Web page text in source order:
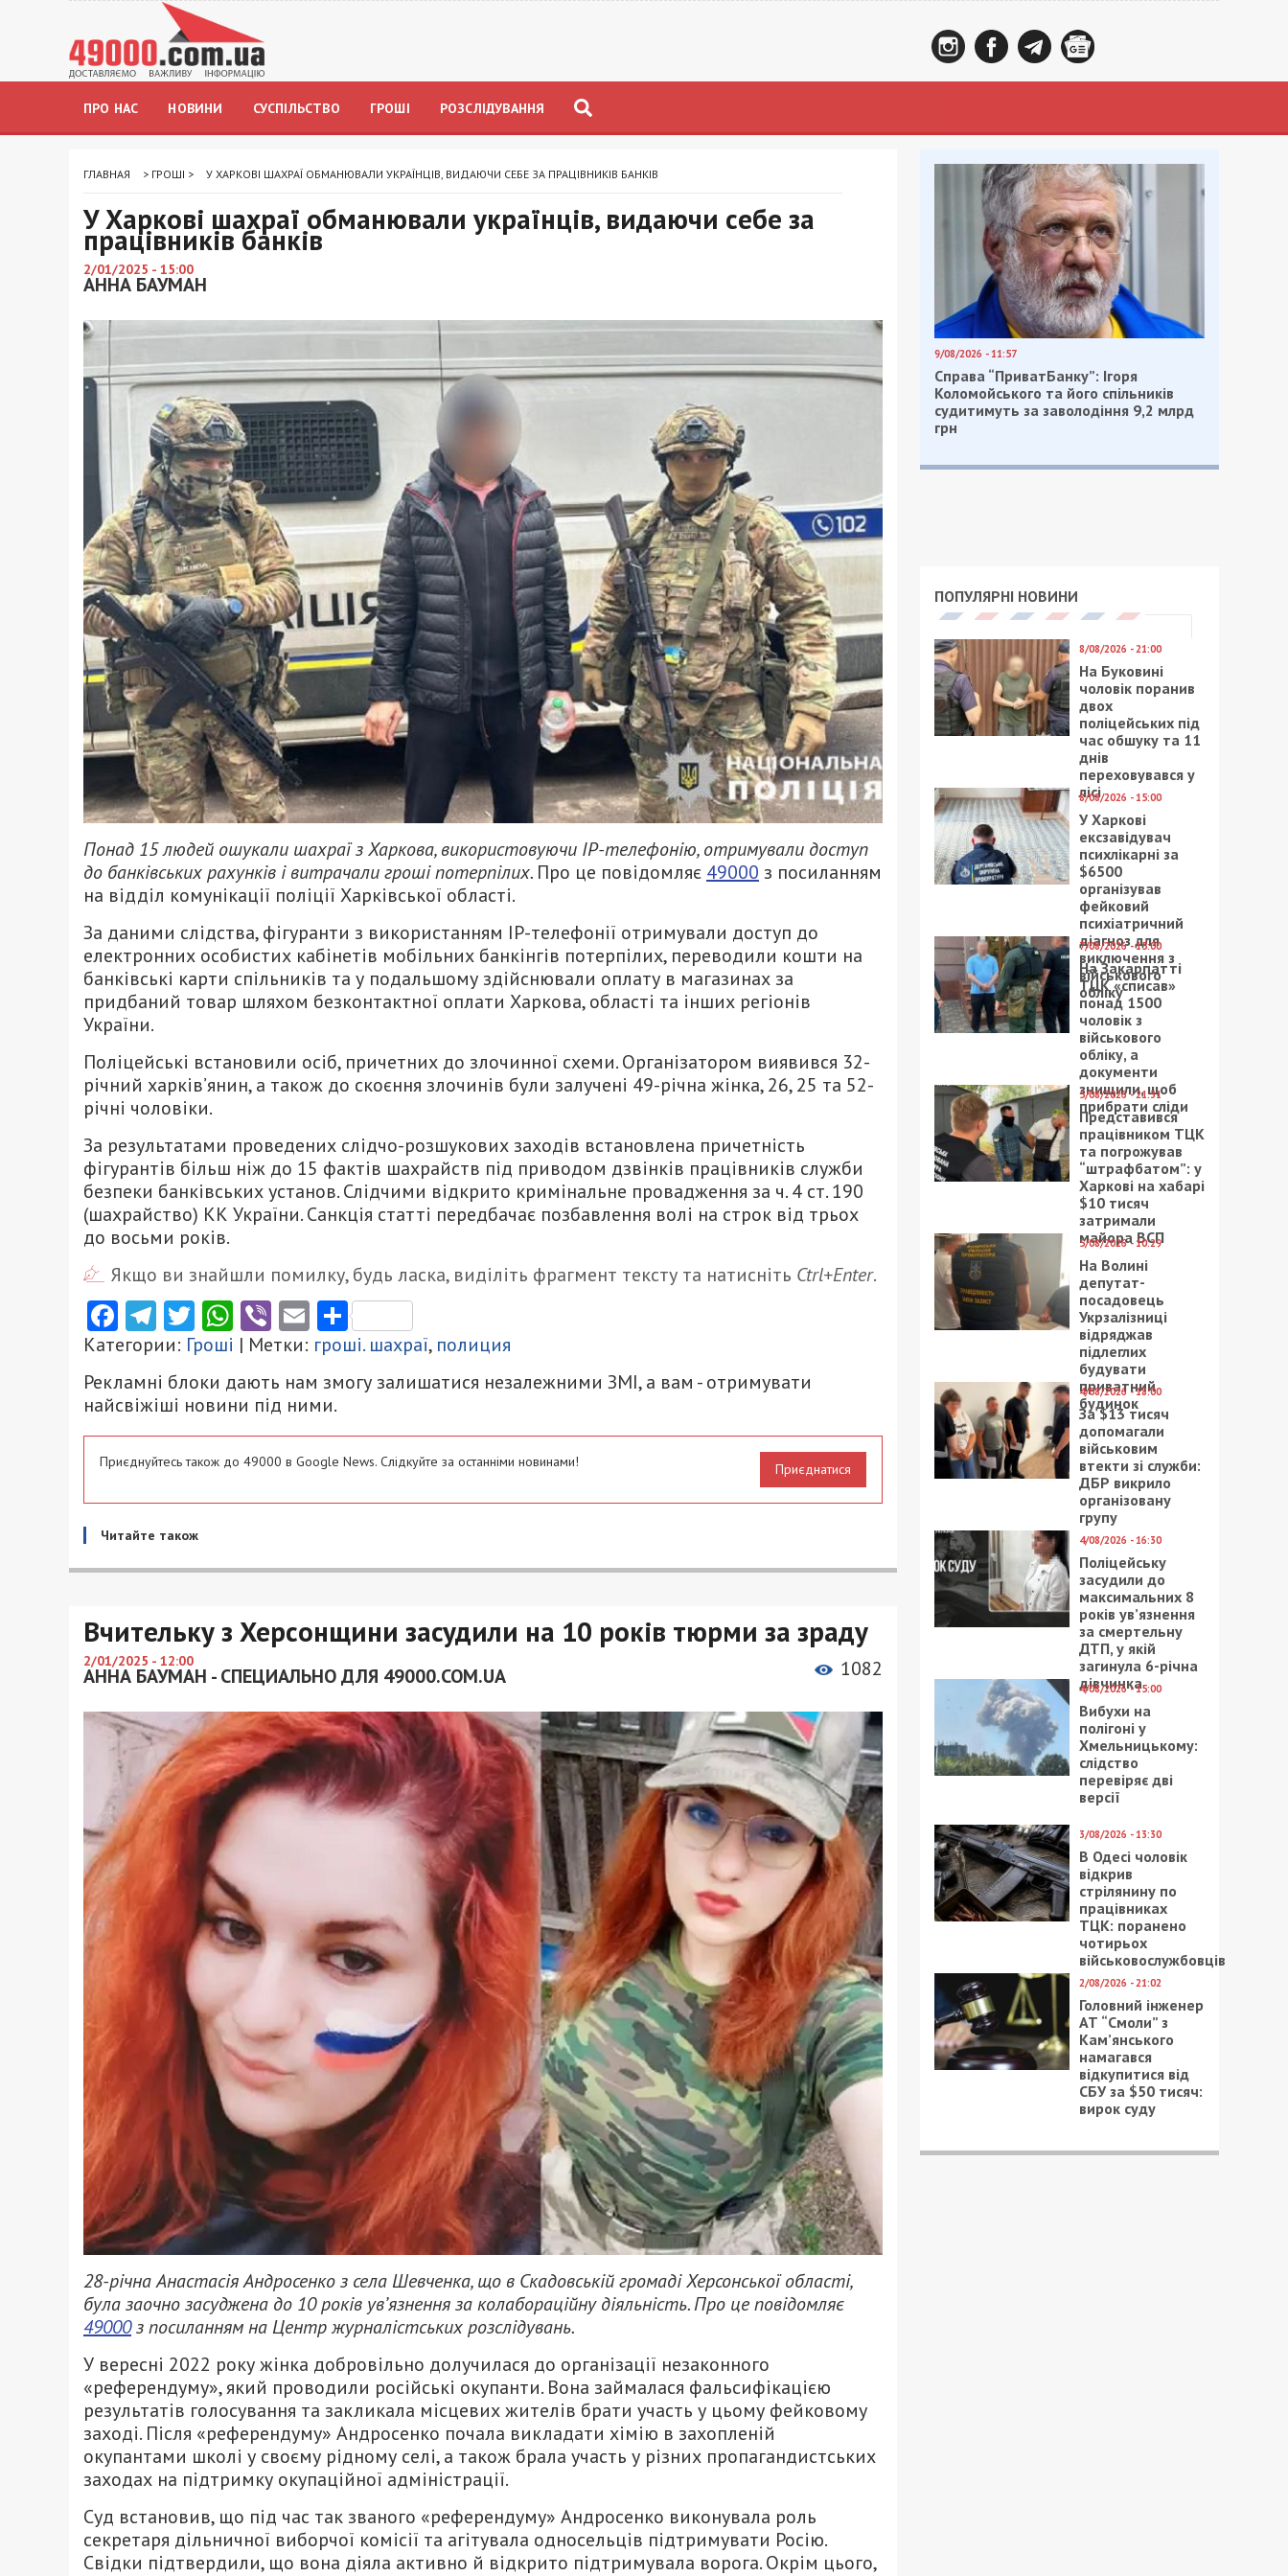
ПРО НАС НОВИНИ СУСПІЛЬСТВО ГРОШІ РОЗСЛІДУВАННЯ
ГЛАВНАЯ > ГРОШІ > У ХАРКОВІ ШАХРАЇ ОБМАНЮВАЛИ УКРАЇНЦІВ, ВИДАЮЧИ СЕБЕ ЗА ПРАЦІВНИКІВ БАНКІВ
У Харкові шахраї обманювали українців, видаючи себе за
працівників банків
2/01/2025 - 15:00
АННА БАУМАН
Понад 15 людей ошукали шахраї з Харкова, використовуючи IP-телефонію, отримували доступ
до банківських рахунків і витрачали гроші потерпілих. Про це повідомляє 49000 з посиланням
на відділ комунікації поліції Харківської області.
За даними слідства, фігуранти з використанням IP-телефонії отримували доступ до
електронних особистих кабінетів мобільних банкінгів потерпілих, переводили кошти на
банківські карти спільників та у подальшому здійснювали оплату в магазинах за
придбаний товар шляхом безконтактної оплати Харкова, області та інших регіонів
України.
Поліцейські встановили осіб, причетних до злочинної схеми. Організатором виявився 32-
річний харків’янин, а також до скоєння злочинів були залучені 49-річна жінка, 26, 25 та 52-
річні чоловіки.
За результатами проведених слідчо-розшукових заходів встановлена причетність
фігурантів більш ніж до 15 фактів шахрайств під приводом дзвінків працівників служби
безпеки банківських установ. Слідчими відкрито кримінальне провадження за ч. 4 ст. 190
(шахрайство) КК України. Санкція статті передбачає позбавлення волі на строк від трьох
до восьми років.
Якщо ви знайшли помилку, будь ласка, виділіть фрагмент тексту та натисніть Ctrl+Enter.
Facebook
Telegram
Twitter
WhatsApp
ViberEmailПоділитися
Категории: Гроші | Метки: гроші. шахраї, полиция
Рекламні блоки дають нам змогу залишатися незалежними ЗМІ, а вам - отримувати
найсвіжіші новини під ними.
Приєднуйтесь також до 49000 в Google News. Слідкуйте за останніми новинами! Приєднатися
Читайте також
Вчительку з Херсонщини засудили на 10 років тюрми за зраду
2/01/2025 - 12:00
АННА БАУМАН - СПЕЦИАЛЬНО ДЛЯ 49000.COM.UA 1082
28-річна Анастасія Андросенко з села Шевченка, що в Скадовській громаді Херсонської області,
була заочно засуджена до 10 років ув’язнення за колабораційну діяльність. Про це повідомляє
49000з посиланням на Центр журналістських розслідувань.
У вересні 2022 року жінка добровільно долучилася до організації незаконного
«референдуму», який проводили російські окупанти. Вона займалася фальсифікацією
результатів голосування та закликала місцевих жителів брати участь у цьому фейковому
заході. Після «референдуму» Андросенко почала викладати хімію в захопленій
окупантами школі у своєму рідному селі, а також брала участь у різних пропагандистських
заходах на підтримку окупаційної адміністрації.
Суд встановив, що під час так званого «референдуму» Андросенко виконувала роль
секретаря дільничної виборчої комісії та агітувала односельців підтримувати Росію.
Свідки підтвердили, що вона діяла активно й відкрито підтримувала ворога. Окрім цього,
9/08/2026 - 11:57
Справа “ПриватБанку”: Ігоря
Коломойського та його спільників
судитимуть за заволодіння 9,2 млрд
грн
ПОПУЛЯРНІ НОВИНИ
8/08/2026 - 21:00
На Буковині
чоловік поранив
двох
поліцейських під
час обшуку та 11
днів
переховувався у
лісі
8/08/2026 - 15:00
У Харкові
ексзавідувач
психлікарні за
$6500
організував
фейковий
психіатричний
діагноз для
виключення з
військового
обліку
7/08/2026 - 15:00
На Закарпатті
ТЦК «списав»
понад 1500
чоловік з
військового
обліку, а
документи
знищили, щоб
прибрати сліди
5/08/2026 - 21:31
Представився
працівником ТЦК
та погрожував
“штрафбатом”: у
Харкові на хабарі
$10 тисяч
затримали
майора ВСП
5/08/2026 - 10:29
На Волині
депутат-
посадовець
Укрзалізниці
відряджав
підлеглих
будувати
приватний
будинок
4/08/2026 - 18:00
За $13 тисяч
допомагали
військовим
втекти зі служби:
ДБР викрило
організовану
групу
4/08/2026 - 16:30
Поліцейську
засудили до
максимальних 8
років ув’язнення
за смертельну
ДТП, у якій
загинула 6-річна
дівчинка
4/08/2026 - 15:00
Вибухи на
полігоні у
Хмельницькому:
слідство
перевіряє дві
версії
3/08/2026 - 13:30
В Одесі чоловік
відкрив
стрілянину по
працівниках
ТЦК: поранено
чотирьох
військовослужбовців
2/08/2026 - 21:02
Головний інженер
АТ “Смоли” з
Кам’янського
намагався
відкупитися від
СБУ за $50 тисяч:
вирок суду